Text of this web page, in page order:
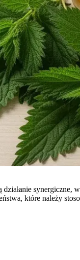
które należy